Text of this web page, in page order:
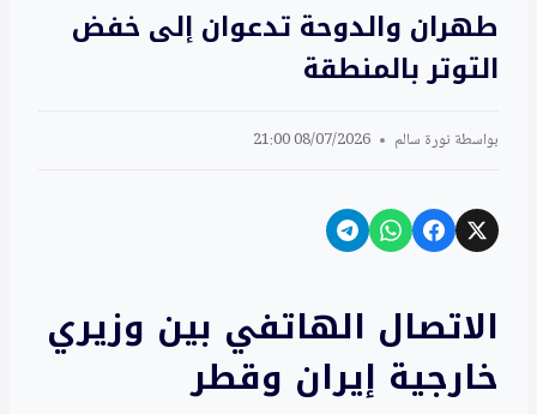
طهران والدوحة تدعوان إلى خفض
التوتر بالمنطقة
بواسطة نورة سالم 08/07/2026 21:00
الاتصال الهاتفي بين وزيري
خارجية إيران وقطر